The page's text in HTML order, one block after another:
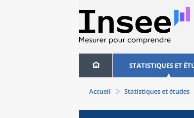
STATISTIQUES ET
Accueil Statistiques et études